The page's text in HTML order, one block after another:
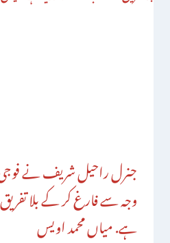
جنرل راحیل شریف نے
وجہ سے فارغ کر کے بلا
ہے. میاں محمد اویس